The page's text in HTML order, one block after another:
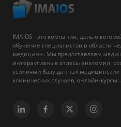
IMAIOS - это компания, целью
обучение специалистов в области
медицины. Мы предоставляем
интерактивные атласы анатомии,
усилиями базу данных
клинических случаев, онлайн-курсы...